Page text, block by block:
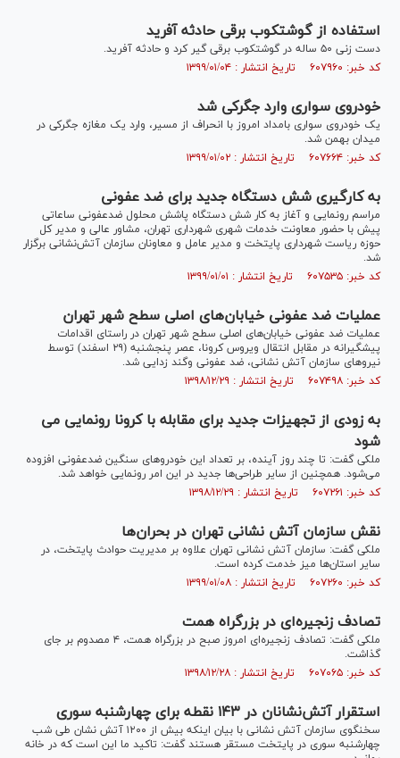
استفاده از گوشتکوب برقی حادثه آفرید
دست زنی ۵۰ ساله در گوشتکوب برقی گیر کرد و حادثه آفرید.
کد خبر: ۶۰۷۹۶۰ تاریخ انتشار : ۱۳۹۹/۰۱/۰۴
خودروی سواری وارد جگرکی شد
یک خودروی سواری بامداد امروز با انحراف از مسیر، وارد یک مغازه جگرکی در
میدان بهمن شد.
کد خبر: ۶۰۷۶۶۴ تاریخ انتشار : ۱۳۹۹/۰۱/۰۲
به کارگیری شش دستگاه جدید برای ضد عفونی
مراسم رونمایی و آغاز به کار شش دستگاه پاشش محلول ضدعفونی ساعاتی
پیش با حضور معاونت خدمات شهری شهرداری تهران، مشاور عالی و مدیر کل
حوزه ریاست شهرداری پایتخت و مدیر عامل و معاونان سازمان آتش‌نشانی برگزار
شد.
کد خبر: ۶۰۷۵۳۵ تاریخ انتشار : ۱۳۹۹/۰۱/۰۱
عملیات ضد عفونی خیابان‌های اصلی سطح شهر تهران
عملیات ضد عفونی خیابان‌های اصلی سطح شهر تهران در راستای اقدامات
پیشگیرانه در مقابل انتقال ویروس کرونا، عصر پنجشنبه (۲۹ اسفند) توسط
نیرو‌های سازمان آتش نشانی، ضد عفونی وگند زدایی شد.
کد خبر: ۶۰۷۴۹۸ تاریخ انتشار : ۱۳۹۸/۱۲/۲۹
به زودی از تجهیزات جدید برای مقابله با کرونا رونمایی می
شود
ملکی گفت: تا چند روز آینده، بر تعداد این خودرو‌های سنگین ضدعفونی افزوده
می‌شود. همچنین از سایر طراحی‌ها جدید در این امر رونمایی خواهد شد.
کد خبر: ۶۰۷۲۶۱ تاریخ انتشار : ۱۳۹۸/۱۲/۲۹
نقش سازمان آتش نشانی تهران در بحران‌ها
ملکی گفت: سازمان آتش نشانی تهران علاوه بر مدیریت حوادث پایتخت، در
سایر استان‌ها میز خدمت کرده است.
کد خبر: ۶۰۷۲۶۰ تاریخ انتشار : ۱۳۹۹/۰۱/۰۸
تصادف زنجیره‌ای در بزرگراه همت
ملکی گفت: تصادف زنجیره‌ای امروز صبح در بزرگراه همت، ۴ مصدوم بر جای
گذاشت.
کد خبر: ۶۰۷۰۶۵ تاریخ انتشار : ۱۳۹۸/۱۲/۲۸
استقرار آتش‌نشانان در ١۴٣ نقطه برای چهارشنبه سوری
سخنگوی سازمان آتش نشانی با بیان اینکه بیش از ١٢٠٠ آتش نشان طی شب
چهارشنبه سوری در پایتخت مستقر هستند گفت: تاکید ما این است که در خانه